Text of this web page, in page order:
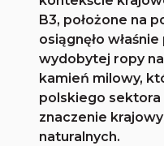
B3, położone na
osiągnęło
wydobytej ropy
kamień milowy,
polskiego
znaczenie
naturalnych.